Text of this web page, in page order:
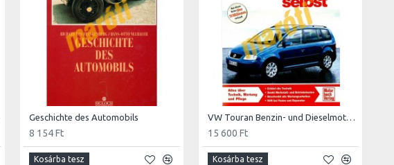
Geschichte des Automobils
8 154 Ft
Kosárba tesz
15 600 Ft
Kosárba tesz